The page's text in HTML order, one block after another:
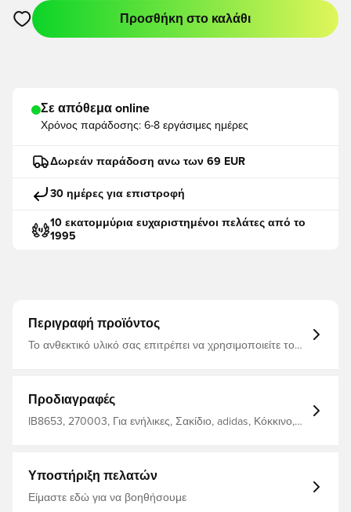
Ανοίγει ένα Modal για να συνδεθείτε ή να εγγραφείτε ως
Προσθήκη στο καλάθι
Σε απόθεμα online
Χρόνος παράδοσης: 6-8 εργάσιμες ημέρες
Δωρεάν παράδοση ανω των 69 EUR
30 ημέρες για επιστροφή
10 εκατομμύρια ευχαριστημένοι πελάτες από το
1995
Περιγραφή προϊόντος
Το ανθεκτικό υλικό σας επιτρέπει να χρησιμοποιείτε το
περιέχει 26,5 L Κατασκευασμένο από 100%
ανακυκλωμένο πολυεστέρα
Προδιαγραφές
IB8653, 270003, Για ενήλικες, Σακίδιο, adidas, Κόκκινο,
Υποστήριξη πελατών
Είμαστε εδώ για να βοηθήσουμε